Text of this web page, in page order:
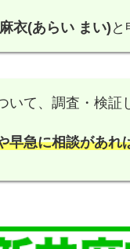
衣(あらい まい) と
いて、調査・検証
早急に相談があれ